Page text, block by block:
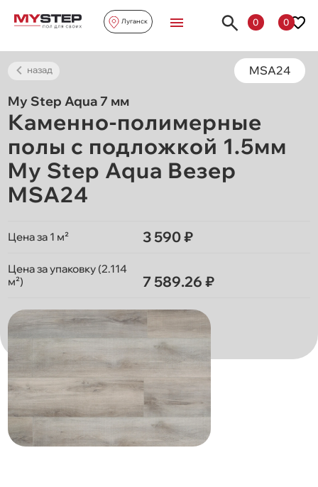
Луганск 0 0
назад MSA24
My Step Aqua 7 мм
Каменно-полимерные
полы с подложкой 1.5мм
My Step Aqua Везер
MSA24
Цена за 1 м² 3 590 ₽
Цена за упаковку (2.114
м²)
7 589.26 ₽